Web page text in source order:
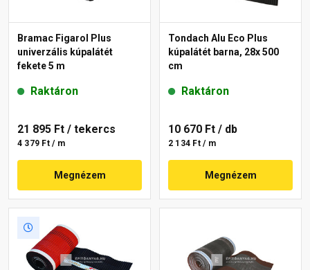
Bramac Figarol Plus
univerzális kúpalátét
fekete 5 m
Raktáron
21 895 Ft / tekercs
4 379 Ft / m
Megnézem
Tondach Alu Eco Plus
kúpalátét barna, 28x 500
cm
Raktáron
10 670 Ft / db
2 134 Ft / m
Megnézem